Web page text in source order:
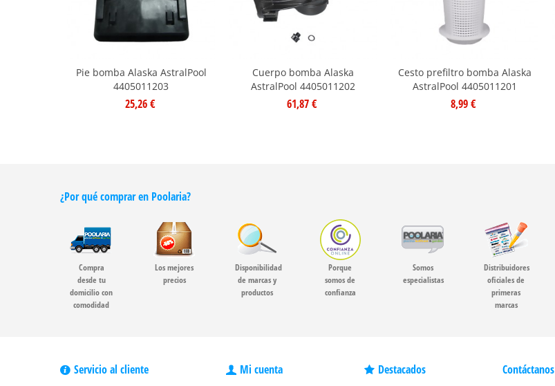
Pie bomba Alaska AstralPool
4405011203
25,26 €
Cuerpo bomba Alaska
AstralPool 4405011202
61,87 €
Cesto prefiltro bomba Alaska
AstralPool 4405011201
8,99 €
¿Por qué comprar en Poolaria?
Compra
desde tu
domicilio con
comodidad
Los mejores
precios
Disponibilidad
de marcas y
productos
Porque
somos de
confianza
Somos
especialistas
Distribuidores
oficiales de
primeras
marcas
Servicio al cliente Mi cuenta Destacados Contáctanos